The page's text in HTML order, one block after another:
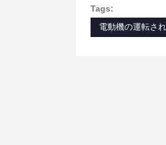
Tags:
電動機の運転さ